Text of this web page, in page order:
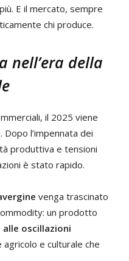
E il mercato, sempre
chi produce.
nell’era della
il 2025 viene
l’impennata dei
produttiva e tensioni
è stato rapido.
venga trascinato
un prodotto
alle oscillazioni
agricolo e culturale che